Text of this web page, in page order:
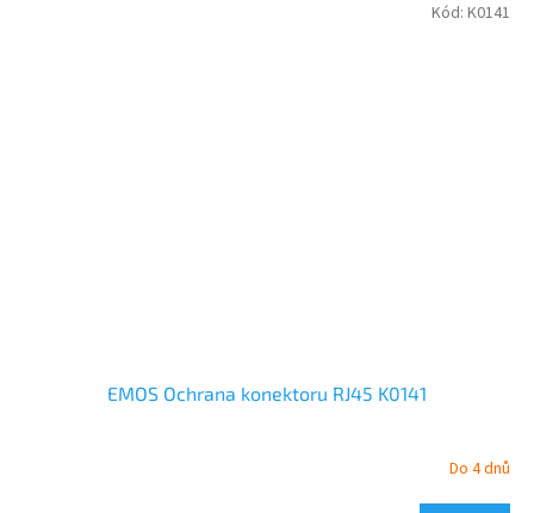
EMOS Ochrana konektoru RJ45 K0141
Do 4 dnů
Kód: K0141